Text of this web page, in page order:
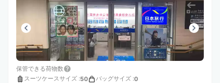
保管できる荷物数
スーツケースサイズ :50 バッグサイズ :0